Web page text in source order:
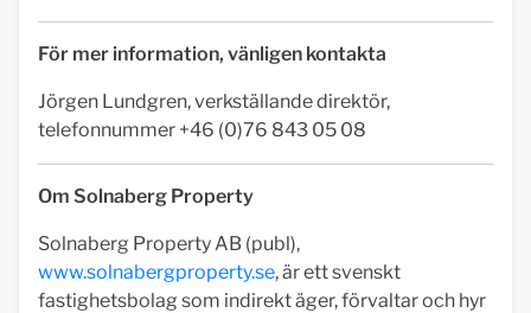
För mer information, vänligen kontakta
Jörgen Lundgren, verkställande direktör,
telefonnummer +46 (0)76 843 05 08
Om Solnaberg Property
Solnaberg Property AB (publ),
www.solnabergproperty.se, är ett svenskt
fastighetsbolag som indirekt äger, förvaltar och hyr